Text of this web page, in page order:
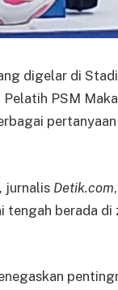
digelar di
PSM
jurnalis Detik.com
tengah berada